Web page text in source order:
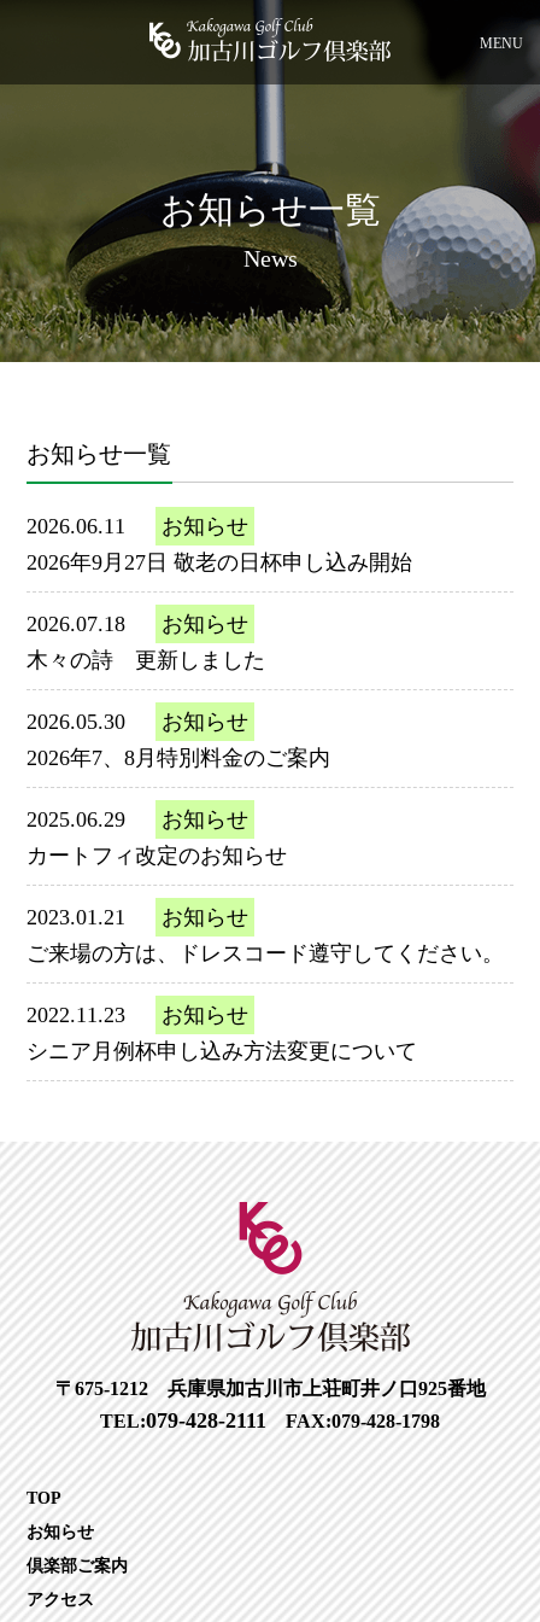
MENU
お知らせ一覧
News
お知らせ一覧
2026.06.11
お知らせ
2026年9月27日 敬老の日杯申し込み開始
2026.07.18
お知らせ
木々の詩 更新しました
2026.05.30
お知らせ
2026年7、8月特別料金のご案内
2025.06.29
お知らせ
カートフィ改定のお知らせ
2023.01.21
お知らせ
ご来場の方は、ドレスコード遵守してください。
2022.11.23
お知らせ
シニア月例杯申し込み方法変更について
〒675-1212 兵庫県加古川市上荘町井ノ口925番地
TEL:079-428-2111FAX:079-428-1798
TOP
お知らせ
倶楽部ご案内
アクセス